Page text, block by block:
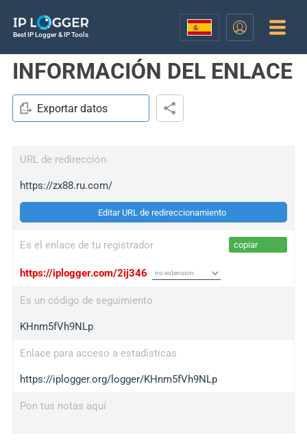
Best IP Logger & IP Tools
INFORMACIÓN DEL ENLACE
Exportar datos
URL de redirección
https://zx88.ru.com/
Editar URL de redireccionamiento
Es el enlace de tu registrador copiar
https://iplogger.com/2ij346
Es un código de seguimiento
KHnm5fVh9NLp
Enlace para acceso a estadísticas
https://iplogger.org/logger/KHnm5fVh9NLp
Pon tus notas aquí